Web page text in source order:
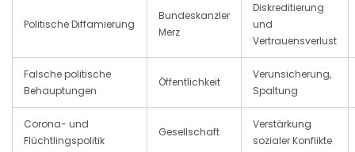
Politische Diffamierung
Bundeskanzler
Merz
Diskreditierung
und
Vertrauensverlust
Falsche politische
Behauptungen
Öffentlichkeit
Verunsicherung,
Spaltung
Corona- und
Flüchtlingspolitik
Gesellschaft
Verstärkung
sozialer Konflikte